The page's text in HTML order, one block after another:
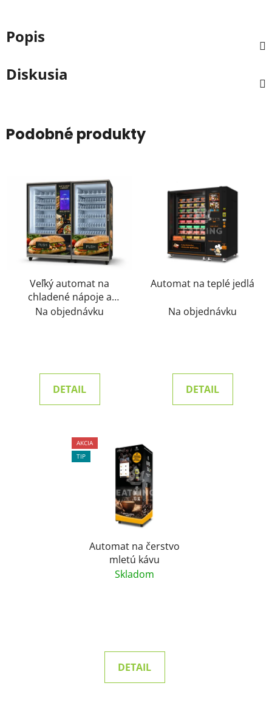
Popis
Diskusia
Podobné produkty
Veľký automat na
chladené nápoje a
jedlo
Na objednávku
DETAIL
Automat na teplé jedlá
Na objednávku
DETAIL
AKCIA
TIP
Automat na čerstvo
mletú kávu
Skladom
DETAIL